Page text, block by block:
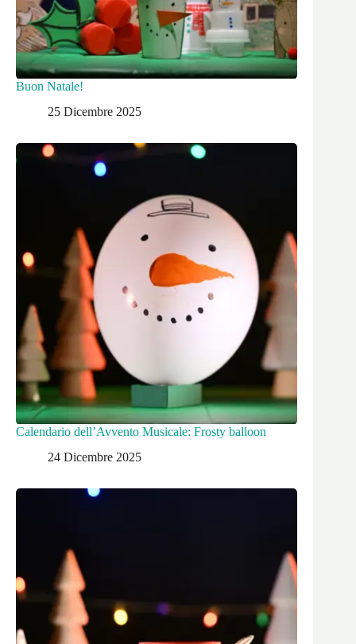
Buon Natale!
25 Dicembre 2025
Calendario dell’Avvento Musicale: Frosty balloon
24 Dicembre 2025